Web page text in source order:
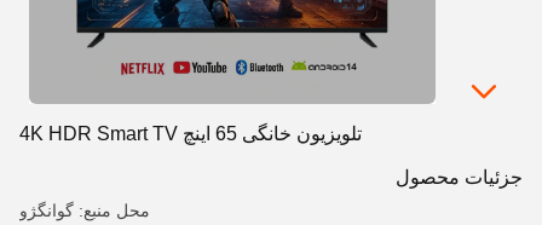
تلویزیون خانگی 65 اینچ 4K HDR Smart TV
جزئیات محصول
محل منبع: گوانگژو